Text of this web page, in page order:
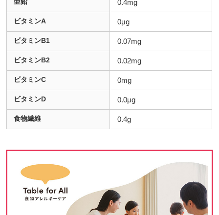
0.4mg
ビタミンA 0μg
ビタミンB1 0.07mg
ビタミンB2 0.02mg
ビタミンC 0mg
ビタミンD 0.0μg
食物繊維 0.4g